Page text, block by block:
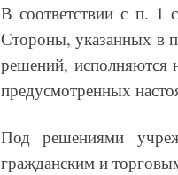
В соответствии с п. 1
Стороны, указанных в
решений, исполняются
предусмотренных
Под решениями
гражданским и